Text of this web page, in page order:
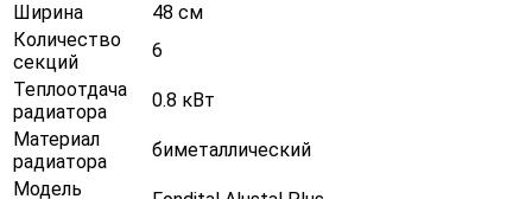
Ширина
48 см
Количество
секций
6
Теплоотдача
радиатора
0.8 кВт
Материал
радиатора
биметаллический
Модель